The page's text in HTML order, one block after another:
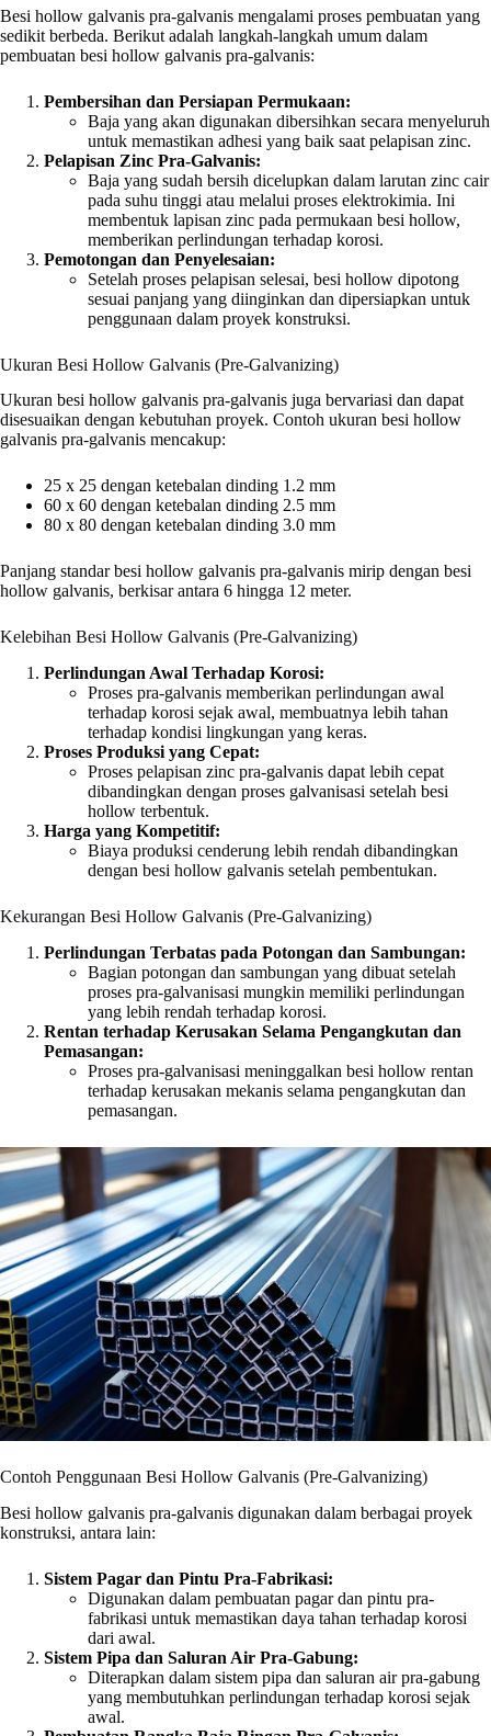
Besi hollow galvanis pra-galvanis mengalami proses pembuatan yang
sedikit berbeda. Berikut adalah langkah-langkah umum dalam
pembuatan besi hollow galvanis pra-galvanis:
Pembersihan dan Persiapan Permukaan:
Baja yang akan digunakan dibersihkan secara menyeluruh
untuk memastikan adhesi yang baik saat pelapisan zinc.
Pelapisan Zinc Pra-Galvanis:
Baja yang sudah bersih dicelupkan dalam larutan zinc cair
pada suhu tinggi atau melalui proses elektrokimia. Ini
membentuk lapisan zinc pada permukaan besi hollow,
memberikan perlindungan terhadap korosi.
Pemotongan dan Penyelesaian:
Setelah proses pelapisan selesai, besi hollow dipotong
sesuai panjang yang diinginkan dan dipersiapkan untuk
penggunaan dalam proyek konstruksi.
Ukuran Besi Hollow Galvanis (Pre-Galvanizing)
Ukuran besi hollow galvanis pra-galvanis juga bervariasi dan dapat
disesuaikan dengan kebutuhan proyek. Contoh ukuran besi hollow
galvanis pra-galvanis mencakup:
25 x 25 dengan ketebalan dinding 1.2 mm
60 x 60 dengan ketebalan dinding 2.5 mm
80 x 80 dengan ketebalan dinding 3.0 mm
Panjang standar besi hollow galvanis pra-galvanis mirip dengan besi
hollow galvanis, berkisar antara 6 hingga 12 meter.
Kelebihan Besi Hollow Galvanis (Pre-Galvanizing)
Perlindungan Awal Terhadap Korosi:
Proses pra-galvanis memberikan perlindungan awal
terhadap korosi sejak awal, membuatnya lebih tahan
terhadap kondisi lingkungan yang keras.
Proses Produksi yang Cepat:
Proses pelapisan zinc pra-galvanis dapat lebih cepat
dibandingkan dengan proses galvanisasi setelah besi
hollow terbentuk.
Harga yang Kompetitif:
Biaya produksi cenderung lebih rendah dibandingkan
dengan besi hollow galvanis setelah pembentukan.
Kekurangan Besi Hollow Galvanis (Pre-Galvanizing)
Perlindungan Terbatas pada Potongan dan Sambungan:
Bagian potongan dan sambungan yang dibuat setelah
proses pra-galvanisasi mungkin memiliki perlindungan
yang lebih rendah terhadap korosi.
Rentan terhadap Kerusakan Selama Pengangkutan dan
Pemasangan:
Proses pra-galvanisasi meninggalkan besi hollow rentan
terhadap kerusakan mekanis selama pengangkutan dan
pemasangan.
Contoh Penggunaan Besi Hollow Galvanis (Pre-Galvanizing)
Besi hollow galvanis pra-galvanis digunakan dalam berbagai proyek
konstruksi, antara lain:
Sistem Pagar dan Pintu Pra-Fabrikasi:
Digunakan dalam pembuatan pagar dan pintu pra-
fabrikasi untuk memastikan daya tahan terhadap korosi
dari awal.
Sistem Pipa dan Saluran Air Pra-Gabung:
Diterapkan dalam sistem pipa dan saluran air pra-gabung
yang membutuhkan perlindungan terhadap korosi sejak
awal.